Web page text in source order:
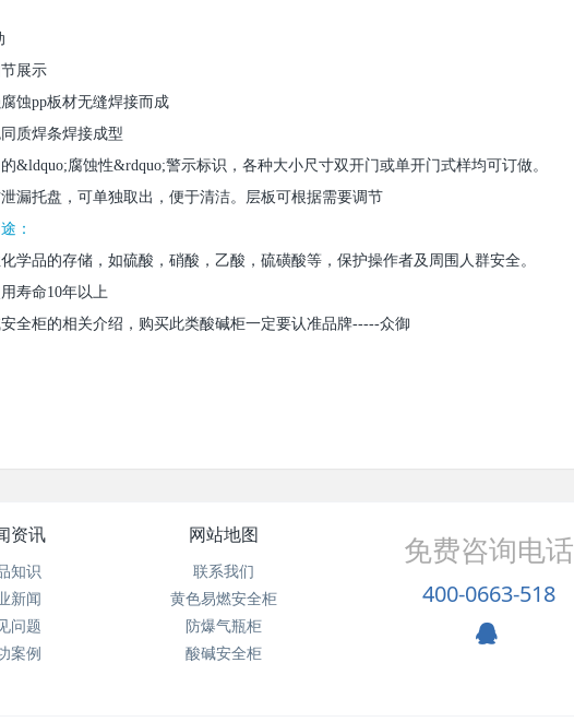
展示
蚀pp板材无缝焊接而成
质焊条焊接成型
&ldquo;腐蚀性&rdquo;警示标识，各种大小尺寸双开门或单开门式样均可订做。
漏托盘，可单独取出，便于清洁。层板可根据需要调节
：
学品的存储，如硫酸，硝酸，乙酸，硫磺酸等，保护操作者及周围人群安全。
寿命10年以上
全柜的相关介绍，购买此类酸碱柜一定要认准品牌-----众御
资讯
知识
新闻
问题
案例
网站地图
联系我们
黄色易燃安全柜
防爆气瓶柜
酸碱安全柜
免费咨询电话
400-0663-518